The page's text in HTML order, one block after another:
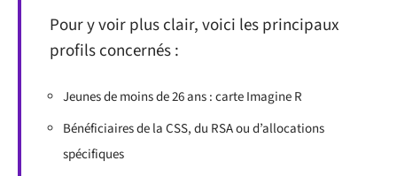
Pour y voir plus clair, voici les principaux
profils concernés :
Jeunes de moins de 26 ans : carte Imagine R
Bénéficiaires de la CSS, du RSA ou d’allocations
spécifiques